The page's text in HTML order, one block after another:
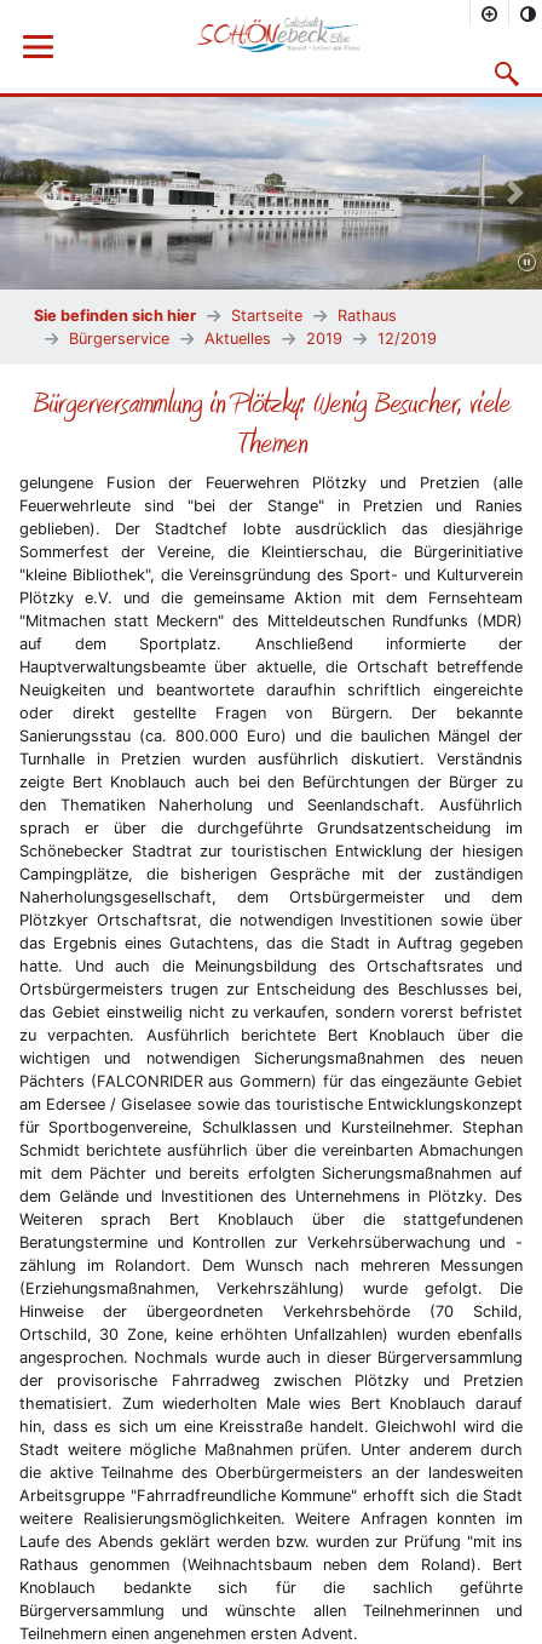
Menü öffnen
Vorheriges Bild
Sie befinden sich hier Startseite
Rathaus
Bürgerservice
Aktuelles 2019 12/2019
Bürgerversammlung in Plötzky: Wenig Besucher, viele
Themen
gelungene Fusion der Feuerwehren Plötzky und Pretzien (alle
Feuerwehrleute sind "bei der Stange" in Pretzien und Ranies
geblieben). Der Stadtchef lobte ausdrücklich das diesjährige
Sommerfest der Vereine, die Kleintierschau, die Bürgerinitiative
"kleine Bibliothek", die Vereinsgründung des Sport- und Kulturverein
Plötzky e.V. und die gemeinsame Aktion mit dem Fernsehteam
"Mitmachen statt Meckern" des Mitteldeutschen Rundfunks (MDR)
auf dem Sportplatz. Anschließend informierte der
Hauptverwaltungsbeamte über aktuelle, die Ortschaft betreffende
Neuigkeiten und beantwortete daraufhin schriftlich eingereichte
oder direkt gestellte Fragen von Bürgern. Der bekannte
Sanierungsstau (ca. 800.000 Euro) und die baulichen Mängel der
Turnhalle in Pretzien wurden ausführlich diskutiert. Verständnis
zeigte Bert Knoblauch auch bei den Befürchtungen der Bürger zu
den Thematiken Naherholung und Seenlandschaft. Ausführlich
sprach er über die durchgeführte Grundsatzentscheidung im
Schönebecker Stadtrat zur touristischen Entwicklung der hiesigen
Campingplätze, die bisherigen Gespräche mit der zuständigen
Naherholungsgesellschaft, dem Ortsbürgermeister und dem
Plötzkyer Ortschaftsrat, die notwendigen Investitionen sowie über
das Ergebnis eines Gutachtens, das die Stadt in Auftrag gegeben
hatte. Und auch die Meinungsbildung des Ortschaftsrates und
Ortsbürgermeisters trugen zur Entscheidung des Beschlusses bei,
das Gebiet einstweilig nicht zu verkaufen, sondern vorerst befristet
zu verpachten. Ausführlich berichtete Bert Knoblauch über die
wichtigen und notwendigen Sicherungsmaßnahmen des neuen
Pächters (FALCONRIDER aus Gommern) für das eingezäunte Gebiet
am Edersee / Giselasee sowie das touristische Entwicklungskonzept
für Sportbogenvereine, Schulklassen und Kursteilnehmer. Stephan
Schmidt berichtete ausführlich über die vereinbarten Abmachungen
mit dem Pächter und bereits erfolgten Sicherungsmaßnahmen auf
dem Gelände und Investitionen des Unternehmens in Plötzky. Des
Weiteren sprach Bert Knoblauch über die stattgefundenen
Beratungstermine und Kontrollen zur Verkehrsüberwachung und -
zählung im Rolandort. Dem Wunsch nach mehreren Messungen
(Erziehungsmaßnahmen, Verkehrszählung) wurde gefolgt. Die
Hinweise der übergeordneten Verkehrsbehörde (70 Schild,
Ortschild, 30 Zone, keine erhöhten Unfallzahlen) wurden ebenfalls
angesprochen. Nochmals wurde auch in dieser Bürgerversammlung
der provisorische Fahrradweg zwischen Plötzky und Pretzien
thematisiert. Zum wiederholten Male wies Bert Knoblauch darauf
hin, dass es sich um eine Kreisstraße handelt. Gleichwohl wird die
Stadt weitere mögliche Maßnahmen prüfen. Unter anderem durch
die aktive Teilnahme des Oberbürgermeisters an der landesweiten
Arbeitsgruppe "Fahrradfreundliche Kommune" erhofft sich die Stadt
weitere Realisierungsmöglichkeiten. Weitere Anfragen konnten im
Laufe des Abends geklärt werden bzw. wurden zur Prüfung "mit ins
Rathaus genommen (Weihnachtsbaum neben dem Roland). Bert
Knoblauch bedankte sich für die sachlich geführte
Bürgerversammlung und wünschte allen Teilnehmerinnen und
Teilnehmern einen angenehmen ersten Advent.